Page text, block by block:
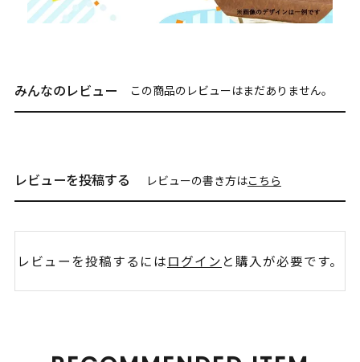
みんなのレビュー この商品のレビューはまだありません。
レビューを投稿する レビューの書き方はこちら
レビューを投稿するにはログイン と購入が必要です。